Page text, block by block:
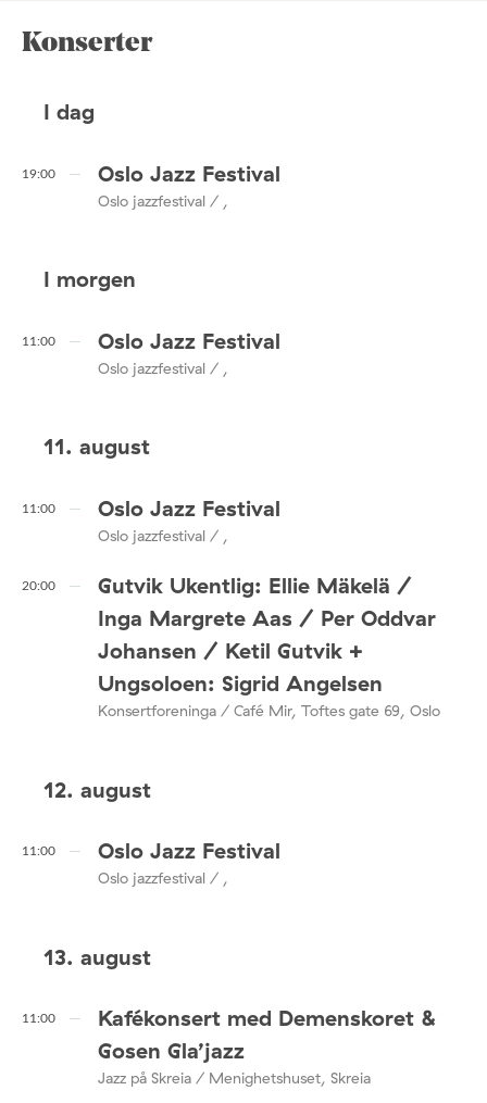
Konserter
I dag
19:00 Oslo Jazz Festival
Oslo jazzfestival / ,
I morgen
11:00 Oslo Jazz Festival
Oslo jazzfestival / ,
11. august
11:00 Oslo Jazz Festival
Oslo jazzfestival / ,
20:00
Gutvik Ukentlig: Ellie Mäkelä /
Inga Margrete Aas / Per Oddvar
Johansen / Ketil Gutvik +
Ungsoloen: Sigrid Angelsen
Konsertforeninga / Café Mir, Toftes gate 69, Oslo
12. august
11:00 Oslo Jazz Festival
Oslo jazzfestival / ,
13. august
11:00
Kafékonsert med Demenskoret &
Gosen Gla’jazz
Jazz på Skreia / Menighetshuset, Skreia